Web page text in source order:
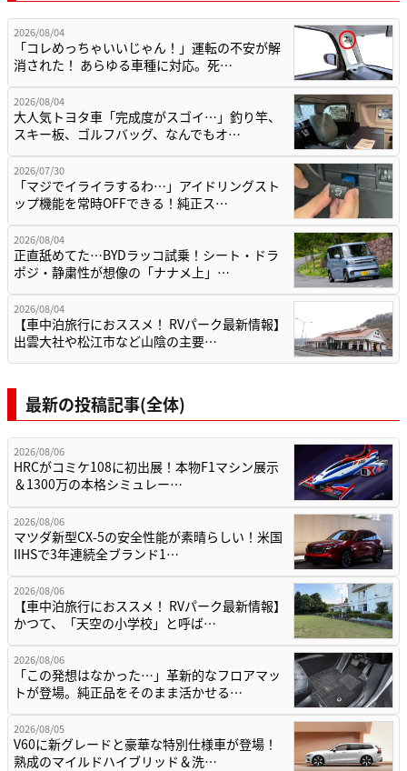
2026/08/04
「コレめっちゃいいじゃん！」運転の不安が解
消された！ あらゆる車種に対応。死…
2026/08/04
大人気トヨタ車「完成度がスゴイ…」釣り竿、
スキー板、ゴルフバッグ、なんでもオ…
2026/07/30
「マジでイライラするわ…」アイドリングスト
ップ機能を常時OFFできる！純正ス…
2026/08/04
正直舐めてた…BYDラッコ試乗！シート・ドラ
ポジ・静粛性が想像の「ナナメ上」…
2026/08/04
【車中泊旅行におススメ！ RVパーク最新情報】
出雲大社や松江市など山陰の主要…
最新の投稿記事(全体)
2026/08/06
HRCがコミケ108に初出展！本物F1マシン展示
＆1300万の本格シミュレー…
2026/08/06
マツダ新型CX-5の安全性能が素晴らしい！米国
IIHSで3年連続全ブランド1…
2026/08/06
【車中泊旅行におススメ！ RVパーク最新情報】
かつて、「天空の小学校」と呼ば…
2026/08/06
「この発想はなかった…」革新的なフロアマッ
トが登場。純正品をそのまま活かせる…
2026/08/05
V60に新グレードと豪華な特別仕様車が登場！
熟成のマイルドハイブリッド＆洗…